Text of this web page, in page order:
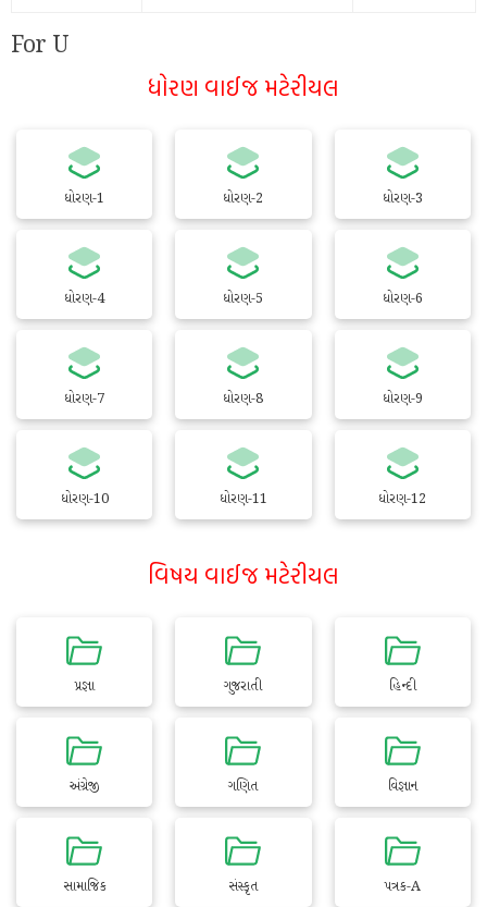
For U
ધોરણ વાઈજ મટેરીયલ
ધોરણ-1 ધોરણ-2 ધોરણ-3
ધોરણ-4 ધોરણ-5 ધોરણ-6
ધોરણ-7 ધોરણ-8 ધોરણ-9
ધોરણ-10 ધોરણ-11 ધોરણ-12
વિષય વાઈજ મટેરીયલ
પ્રજ્ઞા ગુજરાતી હિન્દી
અંગ્રેજી ગણિત વિજ્ઞાન
સામાજિક સંસ્કૃત પત્રક-A